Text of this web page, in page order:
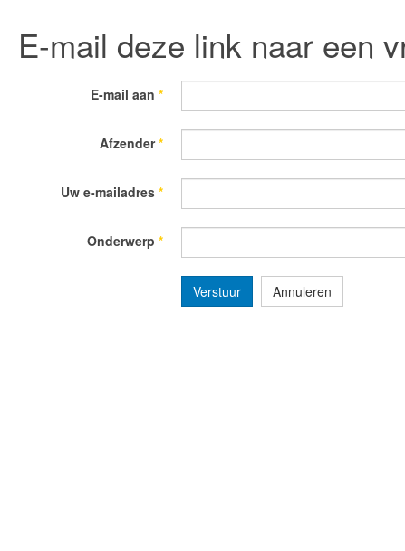
E-mail deze link naar een
E-mail aan *
Afzender*
Uw e-mailadres *
Onderwerp *
Verstuur Annuleren